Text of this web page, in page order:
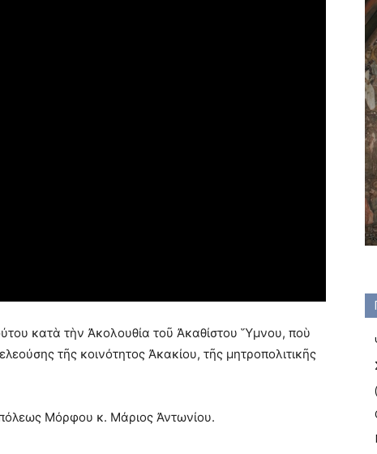
κατὰ τὴν Ἀκολουθία τοῦ Ἀκαθίστου Ὕμνου, ποὺ
τῆς κοινότητος Ἀκακίου, τῆς μητροπολιτικῆς
Μόρφου κ. Μάριος Ἀντωνίου.